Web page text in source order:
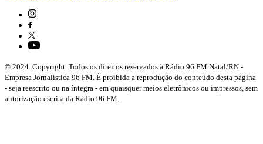
© 2024. Copyright. Todos os direitos reservados à Rádio 96 FM Natal/RN -
Empresa Jornalística 96 FM. É proibida a reprodução do conteúdo desta página
- seja reescrito ou na íntegra - em quaisquer meios eletrônicos ou impressos, sem
autorização escrita da Rádio 96 FM.